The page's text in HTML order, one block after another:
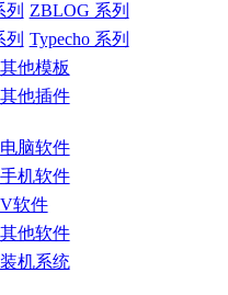
ZBLOG 系列
Typecho 系列
其他模板
其他插件
电脑软件
手机软件
软件
其他软件
装机系统